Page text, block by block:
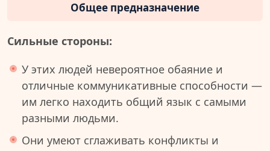
Общее предназначение
Сильные стороны:
У этих людей невероятное обаяние и
отличные коммуникативные способности —
им легко находить общий язык с самыми
разными людьми.
Они умеют сглаживать конфликты и